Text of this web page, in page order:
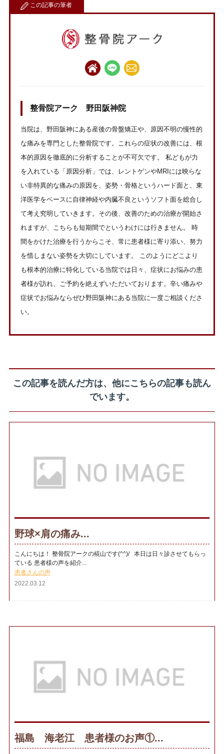
この記事の筆者
整骨院アーク 野田阪神院
当院は、野田阪神にある産後の骨盤矯正や、原因不明の慢性的
な痛みを専門とした整骨院です。これらの症状の改善には、根
本的原因を徹底的に分析することが不可欠です。 私どもが力
を入れている「原因分析」では、レントゲンやMRIには映らな
い非特異的な痛みの原因を、姿勢・骨格というハード面と、東
洋医学をベースに自律神経や内臓不良というソフト面を総合し
て考え究明していきます。その後、改善のための治療が開始さ
れますが、こちらも短期間でというわけには行きません。 時
間をかけた治療を行うからこそ、常に患者様に寄り添い、努力
を惜しまない姿勢を大切にしています。 このようにどこより
も根本的治療に特化している当院では日々、症状にお悩みの患
者様が訪れ、ご予約を絶えずいただいております。辛い痛みや
症状でお悩みならぜひ野田阪神にある当院に一度ご相談くださ
い。
この記事を読んだ方は、他にこちらの記事も読ん
でいます。
野球×肩の痛み...
こんにちは！ 整骨院アークの椛山です(^^)/ 本日は日々診させてもらっ
ている 患者様の声を紹介...
患者さんの声
2022.03.12
福島 海老江 患者様のお声①...